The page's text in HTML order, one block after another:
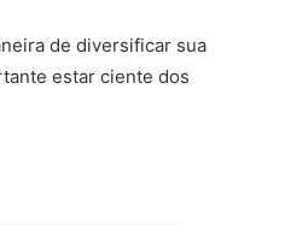
de diversificar sua
estar ciente dos